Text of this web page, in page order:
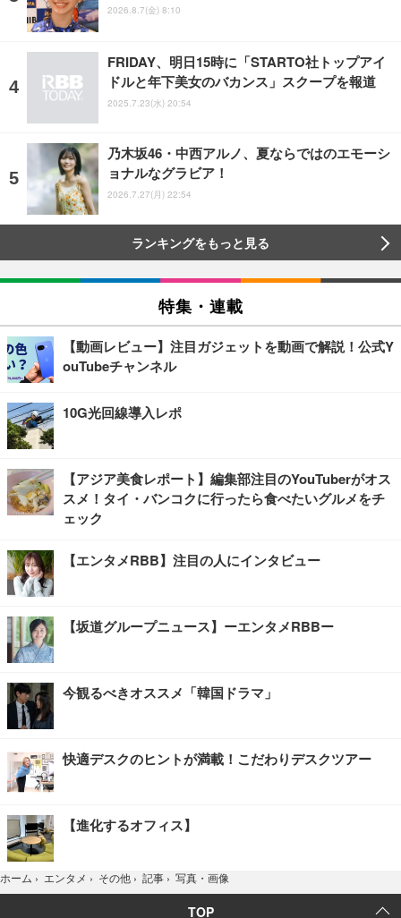
2026.8.7(金) 8:10
FRIDAY、明日15時に「STARTO社トップアイ
ドルと年下美女のバカンス」スクープを報道
2025.7.23(水) 20:54
乃木坂46・中西アルノ、夏ならではのエモーシ
ョナルなグラビア！
2026.7.27(月) 22:54
ランキングをもっと見る
特集・連載
【動画レビュー】注目ガジェットを動画で解説！公式Y
ouTubeチャンネル
10G光回線導入レポ
【アジア美食レポート】編集部注目のYouTuberがオス
スメ！タイ・バンコクに行ったら食べたいグルメをチ
ェック
【エンタメRBB】注目の人にインタビュー
【坂道グループニュース】ーエンタメRBBー
今観るべきオススメ「韓国ドラマ」
快適デスクのヒントが満載！こだわりデスクツアー
【進化するオフィス】
ホーム › エンタメ › その他 › 記事 › 写真・画像
TOP